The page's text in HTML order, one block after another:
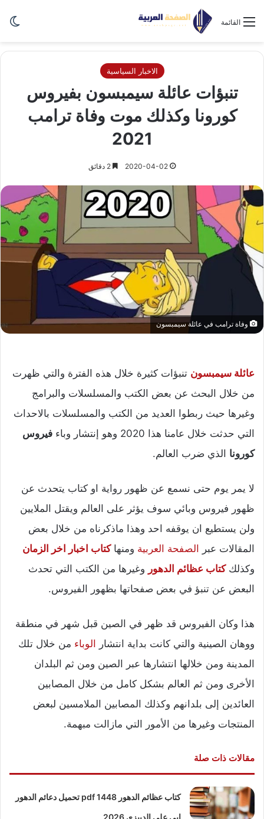
القائمة
الاخبار السياسية
تنبؤات عائلة سيمبسون بفيروس
كورونا وكذلك موت وفاة ترامب
2021
2020-04-02
وفاة ترامب في عائلة سيمبسون
عائلة سيمبسون تنبؤات كثيرة خلال هذه الفترة والتي ظهرت
من خلال البحث عن بعض الكتب والمسلسلات والبرامج
وغيرها حيث ربطوا العديد من الكتب والمسلسلات بالاحداث
التي حدثت خلال عامنا هذا 2020 وهو إنتشار وباء
فيروس
كورونا الذي ضرب العالم.
لا يمر يوم حتى نسمع عن ظهور رواية او كتاب يتحدث عن
ظهور فيروس وبائي سوف يؤثر على العالم ويقتل الملايين
ولن يستطيع ان يوقفه احد وهذا ماذكرناه من خلال بعض
المقالات عبر
الصفحة العربية ومنهاكتاب اخبار اخر الزمان
وكذلككتاب عظائم الدهور وغيرها من الكتب التي تحدث
البعض عن تنبؤ في بعض صفحاتها بظهور الفيروس.
هذا وكان الفيروس قد ظهر في الصين قبل شهر في منطقة
ووهان الصينية والتي كانت بداية انتشار
الوباء من خلال تلك
المدينة ومن خلالها انتشارها عبر الصين ومن ثم البلدان
الأخرى ومن ثم العالم بشكل كامل من خلال المصابين
العائدين إلى بلدانهم وكذلك المصابين الملامسين لبعض
المنتجات وغيرها من الأمور التي مازالت مبهمة.
مقالات ذات صلة
كتاب عظائم الدهور pdf 1448 تحميل دعائم الدهور